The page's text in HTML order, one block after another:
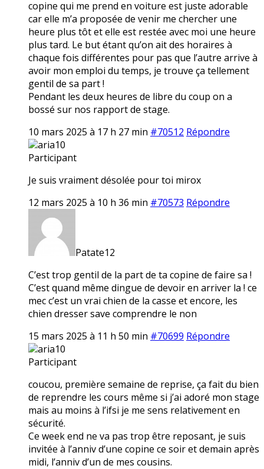
copine qui me prend en voiture est juste adorable
car elle m’a proposée de venir me chercher une
heure plus tôt et elle est restée avec moi une heure
plus tard. Le but étant qu’on ait des horaires à
chaque fois différentes pour pas que l’autre arrive à
avoir mon emploi du temps, je trouve ça tellement
gentil de sa part !
Pendant les deux heures de libre du coup on a
bossé sur nos rapport de stage.
10 mars 2025 à 17 h 27 min #70512 Répondre
aria10
Participant
Je suis vraiment désolée pour toi mirox
12 mars 2025 à 10 h 36 min #70573 Répondre
Patate12
C’est trop gentil de la part de ta copine de faire sa !
C’est quand même dingue de devoir en arriver la ! ce
mec c’est un vrai chien de la casse et encore, les
chien dresser save comprendre le non
15 mars 2025 à 11 h 50 min #70699 Répondre
aria10
Participant
coucou, première semaine de reprise, ça fait du bien
de reprendre les cours même si j’ai adoré mon stage
mais au moins à l’ifsi je me sens relativement en
sécurité.
Ce week end ne va pas trop être reposant, je suis
invitée à l’anniv d’une copine ce soir et demain après
midi, l’anniv d’un de mes cousins.